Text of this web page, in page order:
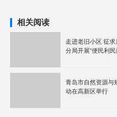
相关阅读
走进老旧小区 征
分局开展“便民利
青岛市自然资源与
动在高新区举行